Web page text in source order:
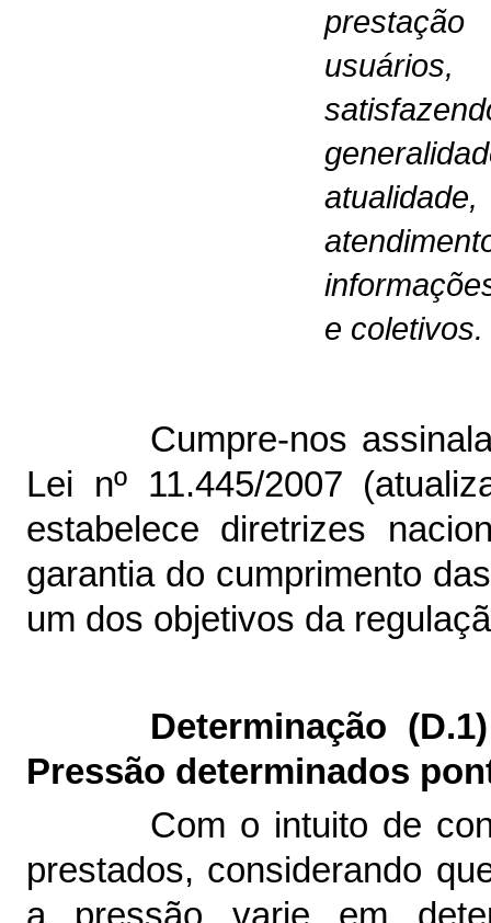
e
Cumpre-nos
Lei nº 11.445/2007
estabelece diretrizes
garantia do cumprimento
um dos objetivos da
Determinação
Pressão determinados
Com o intuito de
prestados, considerando